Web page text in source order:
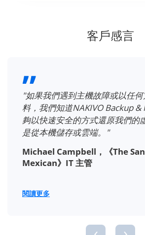
客戶感言
"NAKIVO Backup &
致的速度、效能和粒度，
購買任何附加元件。"
Tony Maynard，
技術經理
‹ ›